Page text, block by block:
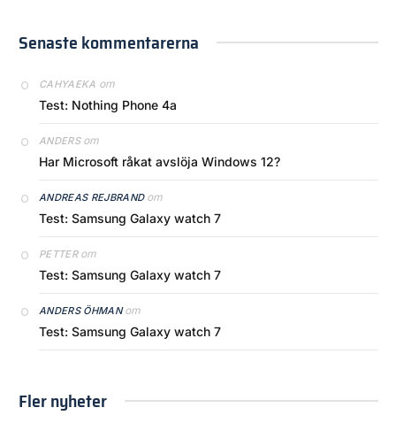
Senaste kommentarerna
CAHYAEKA om
Test: Nothing Phone 4a
ANDERSom
Har Microsoft råkat avslöja Windows 12?
ANDREAS REJBRANDom
Test: Samsung Galaxy watch 7
PETTERom
Test: Samsung Galaxy watch 7
ANDERS ÖHMANom
Test: Samsung Galaxy watch 7
Fler nyheter